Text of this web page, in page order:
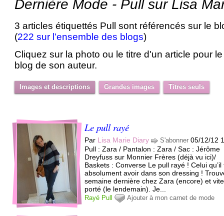
Dernière Mode - Pull sur Lisa
3 articles étiquettés Pull sont référencés sur le
(222 sur l'ensemble des blogs)
Cliquez sur la photo ou le titre d'un article pour
blog de son auteur.
Images et descriptions Grandes images Titres seuls
Le pull rayé
Par Lisa Marie Diary S'abonner 05/12/12
Pull : Zara / Pantalon : Zara / Sac : Jérôme
Dreyfuss sur Monnier Frères (déjà vu ici)/
Baskets : Converse Le pull rayé ! Celui qu’il
absolument avoir dans son dressing !
semaine dernière chez Zara (encore) et vite
porté (le lendemain). Je...
Rayé Pull Ajouter à mon carnet de mode